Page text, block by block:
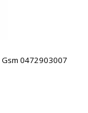
Gsm 0472903007